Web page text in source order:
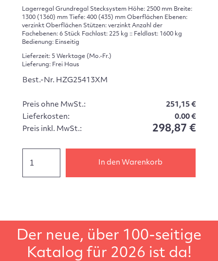
Lagerregal Grundregal Stecksystem Höhe: 2500 mm Breite:
1300 (1360) mm Tiefe: 400 (435) mm Oberflächen Ebenen:
verzinkt Oberflächen Stützen: verzinkt Anzahl der
Fachebenen: 6 Stück Fachlast: 225 kg :: Feldlast: 1600 kg
Bedienung: Einseitig
Lieferzeit: 5 Werktage (Mo.-Fr.)
Lieferung: Frei Haus
Best.-Nr. HZG25413XM
Preis ohne MwSt.:
251,15 €
Lieferkosten:
0.00 €
Preis inkl. MwSt.:
298,87 €
In den Warenkorb
Der neue, über 100-seitige
Katalog für 2026 ist da!